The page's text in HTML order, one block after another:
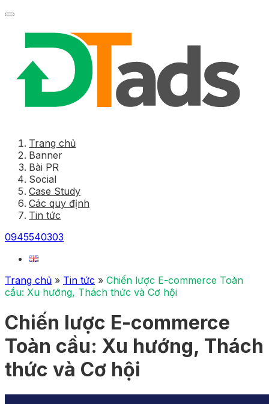
Trang chủ
Banner
Bài PR
Social
Case Study
Các quy định
Tin tức
0945540303
Trang chủ » Tin tức » Chiến lược E-commerce Toàn
cầu: Xu hướng, Thách thức và Cơ hội
Chiến lược E-commerce
Toàn cầu: Xu hướng, Thách
thức và Cơ hội